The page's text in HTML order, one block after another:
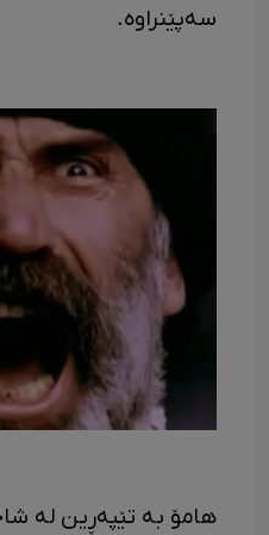
سەپێنراوە.
هامۆ بە تێپەڕین لە